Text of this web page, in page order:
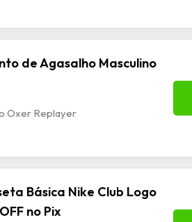
de Agasalho Masculino
Oxer Replayer
Básica Nike Club Logo
no Pix